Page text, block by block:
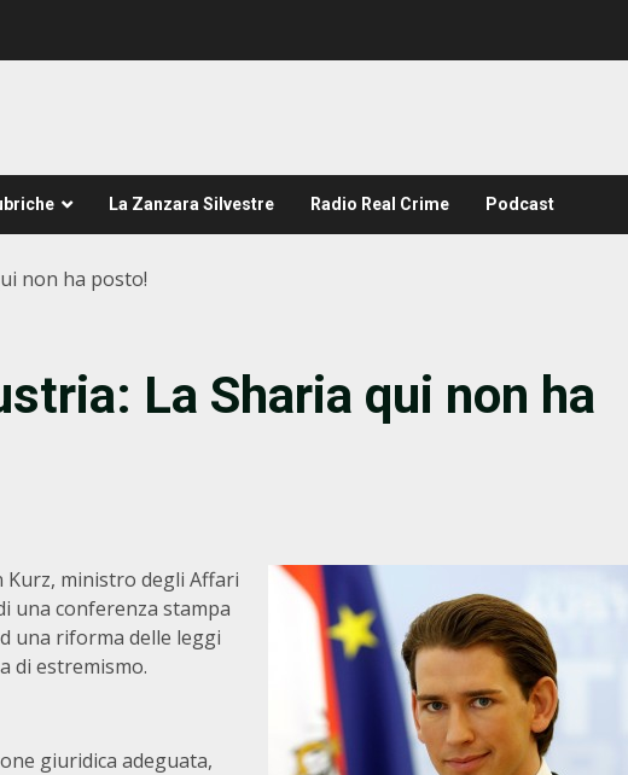
La Zanzara Silvestre Radio Real Crime Podcast
non ha posto!
La Sharia qui non ha
Kurz, ministro degli Affari
una conferenza stampa
una riforma delle leggi
di estremismo.
giuridica adeguata,